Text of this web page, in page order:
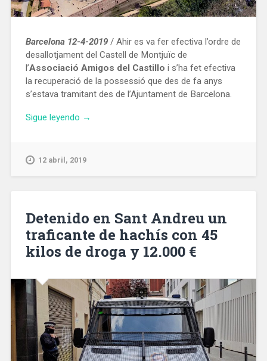
Barcelona 12-4-2019/ Ahir es va fer efectiva l’ordre de
desallotjament del Castell de Montjuïc de
l’Associació Amigos del Castillo i s’ha fet efectiva
la recuperació de la possessió que des de fa anys
s’estava tramitant des de l’Ajuntament de Barcelona.
Sigue leyendo «L’Ajuntament
fa
Montjuïc
una
associació
franquista»
→
12 abril, 2019
Detenido en Sant Andreu un
traficante de hachís con 45
kilos de droga y 12.000 €